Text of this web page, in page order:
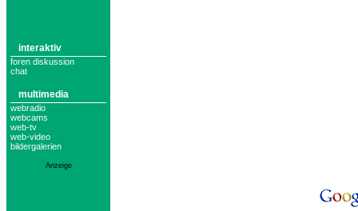
interaktiv
foren diskussion
chat
multimedia
webradio
webcams
web-tv
web-video
bildergalerien
Anzeige